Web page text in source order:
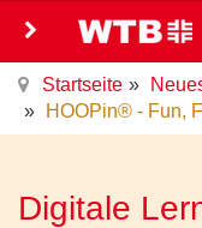
Startseite
HOOPin® - Fun,
Digitale